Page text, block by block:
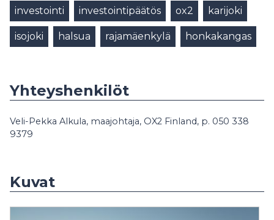
investointi investointipäätös ox2 karijoki
isojoki halsua rajamäenkylä honkakangas
Yhteyshenkilöt
Veli-Pekka Alkula, maajohtaja, OX2 Finland, p. 050 338
9379
Kuvat